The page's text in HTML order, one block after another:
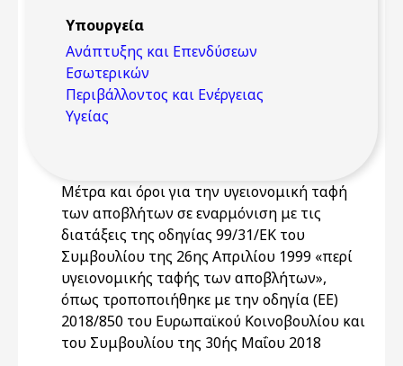
Υπουργεία
Ανάπτυξης και Επενδύσεων
Εσωτερικών
Περιβάλλοντος και Ενέργειας
Υγείας
Μέτρα και όροι για την υγειονομική ταφή
των αποβλήτων σε εναρμόνιση με τις
διατάξεις της οδηγίας 99/31/ΕΚ του
Συμβουλίου της 26ης Απριλίου 1999 «περί
υγειονομικής ταφής των αποβλήτων»,
όπως τροποποιήθηκε με την οδηγία (ΕΕ)
2018/850 του Ευρωπαϊκού Κοινοβουλίου και
του Συμβουλίου της 30ής Μαΐου 2018